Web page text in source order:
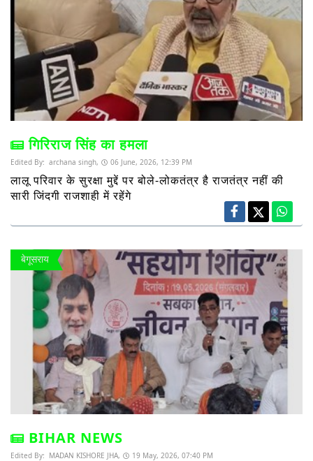
गिरिराज सिंह का हमला
Edited By: archana singh, 06 June, 2026, 12:39 PM
लालू परिवार के सुरक्षा मुद्दें पर बोले-लोकतंत्र है राजतंत्र नहीं की
सारी जिंदगी राजशाही में रहेंगे
बेगूसराय
BIHAR NEWS
Edited By: MADAN KISHORE JHA, 19 May, 2026, 07:40 PM